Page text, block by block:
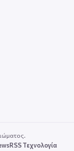
RSS Τεχνολογία